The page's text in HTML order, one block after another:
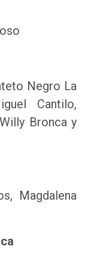
Negro La
Cantilo,
Bronca y
Magdalena